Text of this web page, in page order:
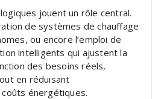
jouent un rôle central.
de systèmes de chauffage
ou encore l’emploi de
intelligents qui ajustent la
des besoins réels,
en réduisant
énergétiques.